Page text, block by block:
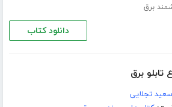
برق
دانلود کتاب
تابلو برق
سعید تجلایی